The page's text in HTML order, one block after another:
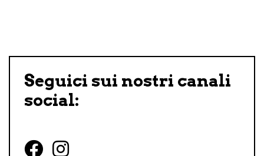
Seguici sui nostri canali
social: